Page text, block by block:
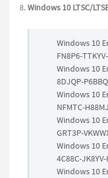
Windows 10 LTSC/
Windows 10
FN8P6-
Windows 10
8DJQP-
Windows 10
NFMTC-
Windows 10
GRT3P-
Windows 10
4C88C-
Windows 10